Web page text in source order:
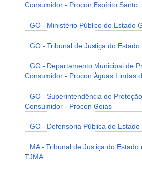
Consumidor - Procon Espírito Santo
GO - Ministério Público do Estado
GO - Tribunal de Justiça do
GO - Departamento Municipal de
Consumidor - Procon Águas Lindas
GO - Superintendência de
Consumidor - Procon Goiás
GO - Defensoria Pública do Estado
MA - Tribunal de Justiça do Estado
TJMA